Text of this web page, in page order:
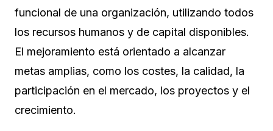
funcional de una organización, utilizando todos
los recursos humanos y de capital disponibles.
El mejoramiento está orientado a alcanzar
metas amplias, como los costes, la calidad, la
participación en el mercado, los proyectos y el
crecimiento.